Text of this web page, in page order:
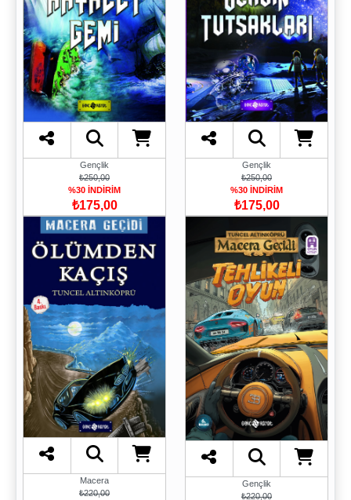
Gençlik
₺250,00
%30 İNDİRİM
₺175,00
Gençlik
₺250,00
%30 İNDİRİM
₺175,00
Macera
₺220,00
Gençlik
₺220,00